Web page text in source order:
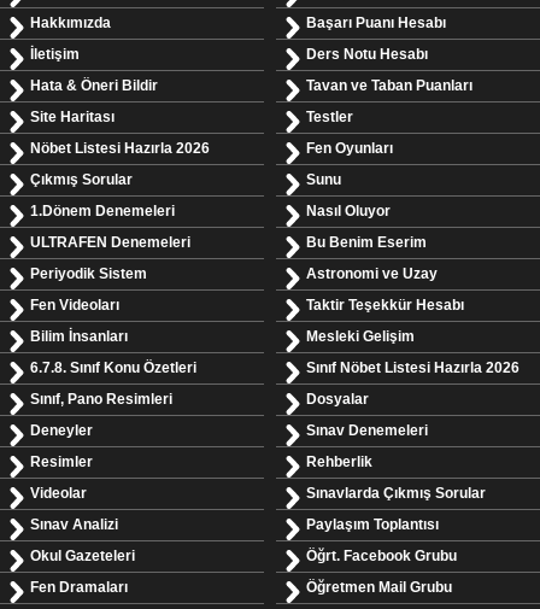
Hakkımızda
İletişim
Hata & Öneri Bildir
Site Haritası
Nöbet Listesi Hazırla 2026
Çıkmış Sorular
1.Dönem Denemeleri
ULTRAFEN Denemeleri
Periyodik Sistem
Fen Videoları
Bilim İnsanları
6.7.8. Sınıf Konu Özetleri
Sınıf, Pano Resimleri
Deneyler
Resimler
Videolar
Sınav Analizi
Okul Gazeteleri
Fen Dramaları
Başarı Puanı Hesabı
Ders Notu Hesabı
Tavan ve Taban Puanları
Testler
Fen Oyunları
Sunu
Nasıl Oluyor
Bu Benim Eserim
Astronomi ve Uzay
Taktir Teşekkür Hesabı
Mesleki Gelişim
Sınıf Nöbet Listesi Hazırla 2026
Dosyalar
Sınav Denemeleri
Rehberlik
Sınavlarda Çıkmış Sorular
Paylaşım Toplantısı
Öğrt. Facebook Grubu
Öğretmen Mail Grubu